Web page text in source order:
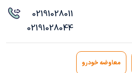
02191028011
02191028044
معاوضه خودرو